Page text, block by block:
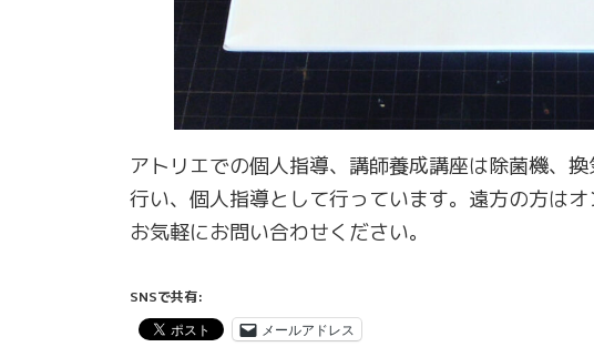
アトリエでの個人指導、講師養成講座は除菌機、
行い、個人指導として行っています。遠方の方は
お気軽にお問い合わせください。
SNSで共有:
メールアドレス